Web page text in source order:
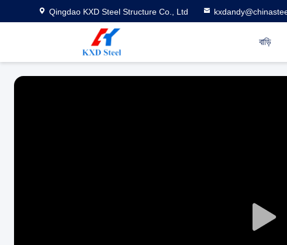
Qingdao KXD Steel Structure Co., Ltd
বাড়ি